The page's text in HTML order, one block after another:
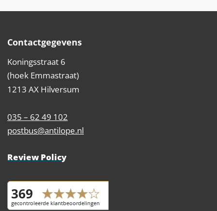
Contactgegevens
Koningsstraat 6
(hoek Emmastraat)
1213 AX Hilversum
035 – 62 49 102
postbus@antilope.nl
Review Policy